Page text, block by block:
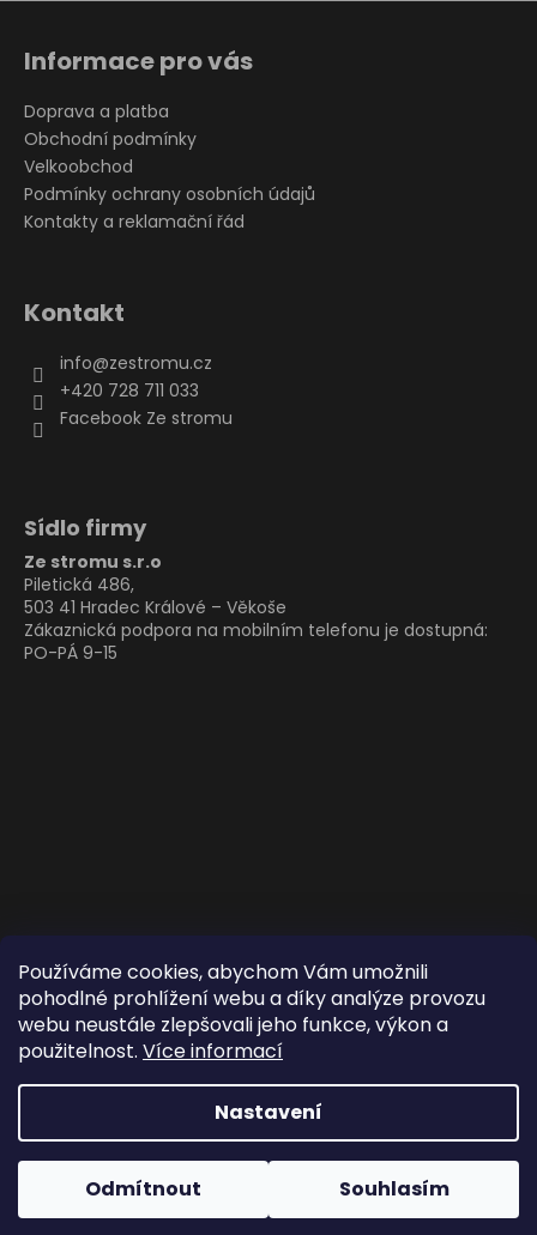
Používáme cookies, abychom Vám umožnili
pohodlné prohlížení webu a díky analýze provozu
webu neustále zlepšovali jeho funkce, výkon a
použitelnost. Více informací
Nastavení
Odmítnout Souhlasím
Informace pro vás
Doprava a platba
Obchodní podmínky
Velkoobchod
Podmínky ochrany osobních údajů
Kontakty a reklamační řád
Kontakt
info@zestromu.cz
+420 728 711 033
Facebook Ze stromu
Sídlo firmy
Ze stromu s.r.o
Piletická 486,
503 41 Hradec Králové – Věkoše
Zákaznická podpora na mobilním telefonu je dostupná:
PO-PÁ 9-15
Copyright 2026Ze stromu - Zlato z přírody celé